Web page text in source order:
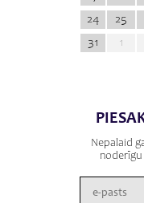
24
25
31
1
Nepalaid
noderīgu